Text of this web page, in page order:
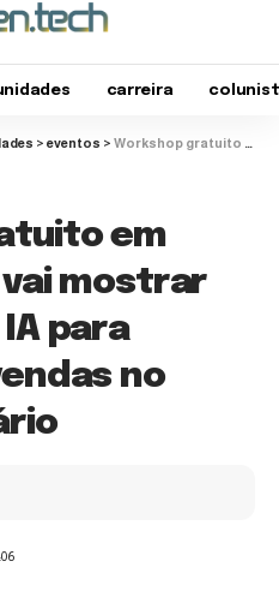
carreira
> eventos > Workshop gratuito em Porto Alegre vai mostrar como aplicar IA para impulsionar vendas no setor imobiliário
em
mostrar
para
no